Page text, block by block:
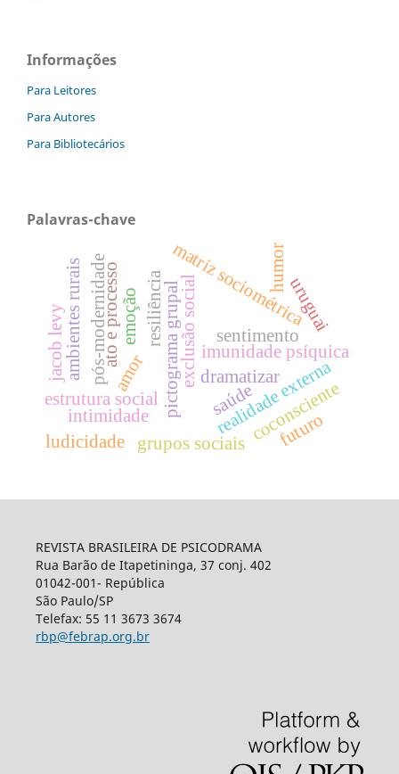
Informações
Para Leitores
Para Autores
Para Bibliotecários
Palavras-chave
exclusão social imunidade psíquica
pictograma grupal dramatizar
matriz sociométrica
realidade externa
estrutura social
amor
intimidade
pós-modernidade resiliência
saúdecoconsciente
ato e processo
grupos sociais
ambientes rurais uruguai
emoção
jacob levy sentimento
humor
ludicidade futuro
REVISTA BRASILEIRA DE PSICODRAMA
Rua Barão de Itapetininga, 37 conj. 402
01042-001- República
São Paulo/SP
Telefax: 55 11 3673 3674
rbp@febrap.org.br